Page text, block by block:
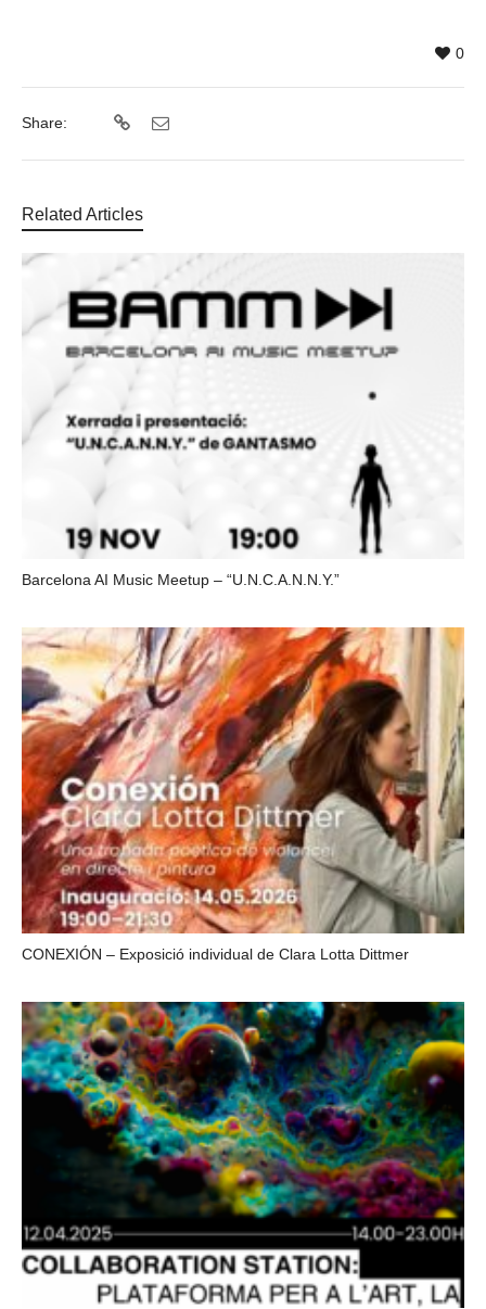
0
Share:
Related Articles
Barcelona AI Music Meetup – “U.N.C.A.N.N.Y.”
CONEXIÓN – Exposició individual de Clara Lotta Dittmer